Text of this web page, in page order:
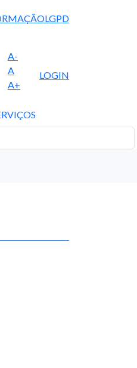
LGPD
A-
A
A+
LOGIN